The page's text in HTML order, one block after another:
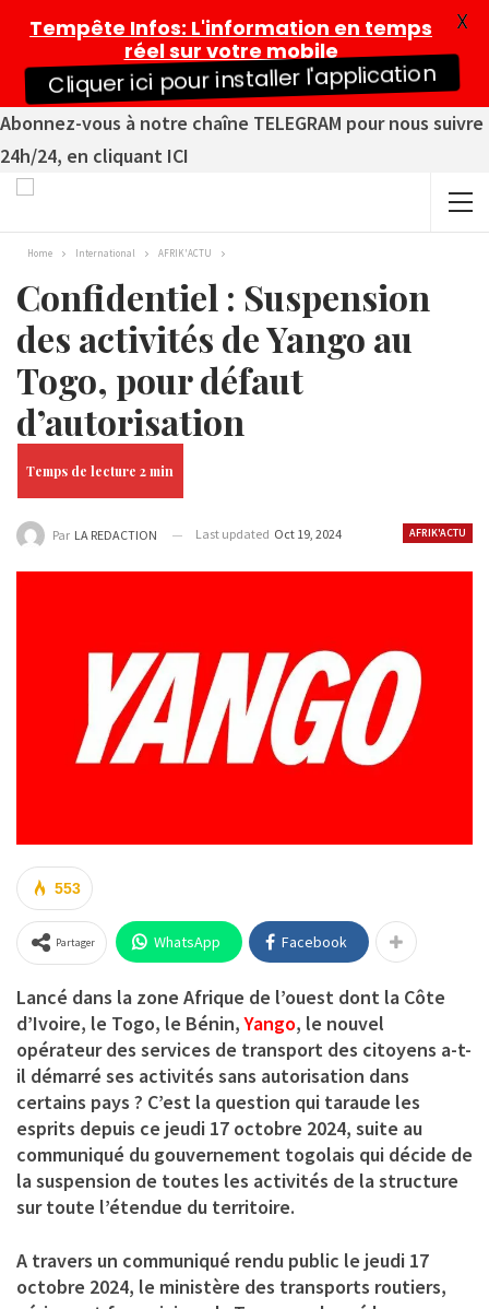
Abonnez-vous à notre chaîne TELEGRAM pour nous suivre
24h/24, en cliquant ICI
Home International AFRIK'ACTU
Confidentiel : Suspension
des activités de Yango au
Togo, pour défaut
d’autorisation
AFRIK'ACTU
Par LA REDACTION Last updated Oct 19, 2024
553
Partager WhatsApp Facebook
Lancé dans la zone Afrique de l’ouest dont la Côte
d’Ivoire, le Togo, le Bénin,Yango, le nouvel
opérateur des services de transport des citoyens a-t-
il démarré ses activités sans autorisation dans
certains pays ? C’est la question qui taraude les
esprits depuis ce jeudi 17 octobre 2024, suite au
communiqué du gouvernement togolais qui décide de
la suspension de toutes les activités de la structure
sur toute l’étendue du territoire.
A travers un communiqué rendu public le jeudi 17
octobre 2024, le ministère des transports routiers,
Tempête Infos: L'information en temps
réel sur votre mobile
Cliquer ici pour installer l'application
X